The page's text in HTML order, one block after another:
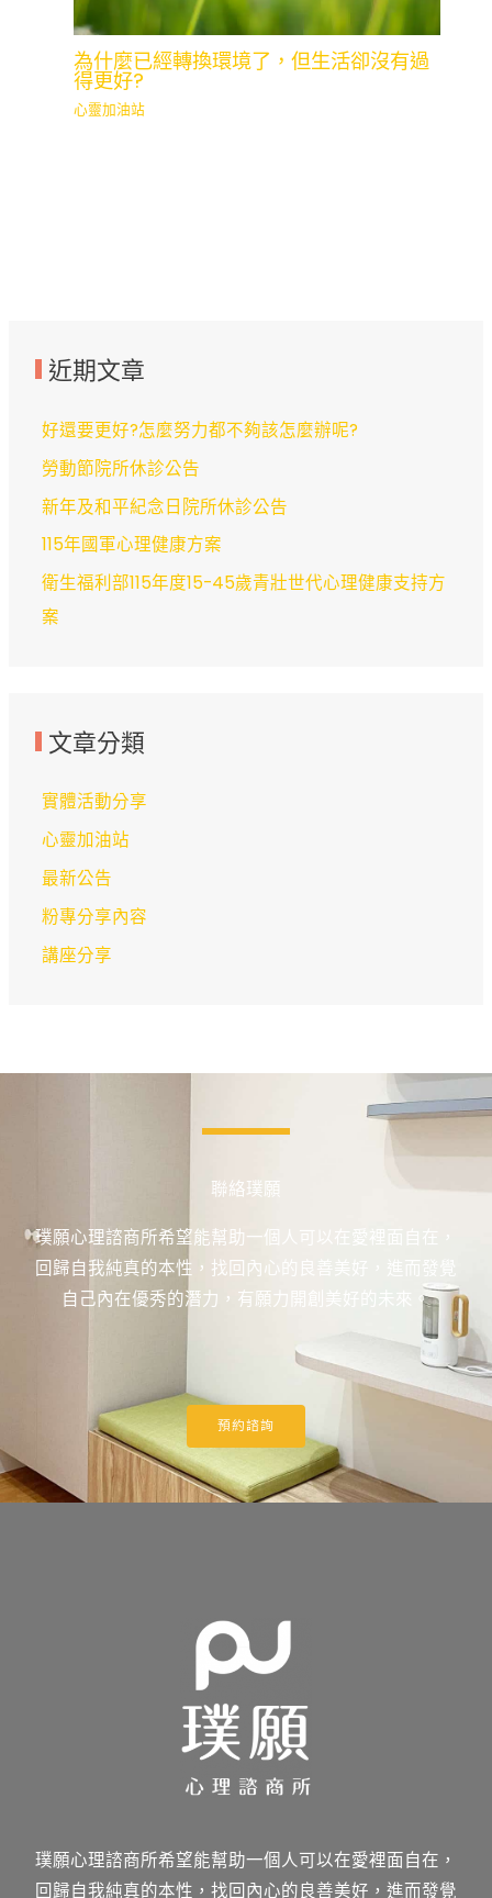
為什麼已經轉換環境了，但生活卻沒有過
得更好?
心靈加油站
近期文章
好還要更好?怎麼努力都不夠該怎麼辦呢?
勞動節院所休診公告
新年及和平紀念日院所休診公告
115年國軍心理健康方案
衛生福利部115年度15-45歲青壯世代心理健康支持方
案
文章分類
實體活動分享
心靈加油站
最新公告
粉專分享內容
講座分享
聯絡璞願
璞願心理諮商所希望能幫助一個人可以在愛裡面自在，
回歸自我純真的本性，找回內心的良善美好，進而發覺
自己內在優秀的潛力，有願力開創美好的未來。
預約諮詢
璞願心理諮商所希望能幫助一個人可以在愛裡面自在，
回歸自我純真的本性，找回內心的良善美好，進而發覺